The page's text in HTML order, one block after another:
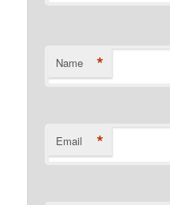
Name *
Email *